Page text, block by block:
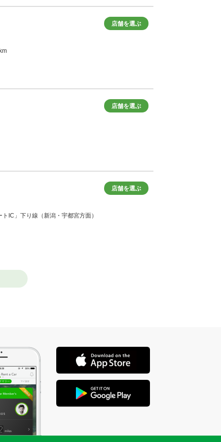
店舗を選ぶ
店舗を選ぶ
店舗を選ぶ
IC」下り線（新潟・宇都宮方面）
店舗を選ぶ